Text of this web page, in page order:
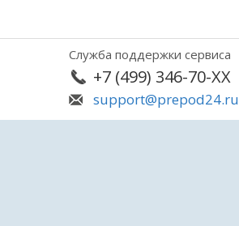
Служба поддержки сервиса
+7 (499) 346-70-XX
support@prepod24.ru